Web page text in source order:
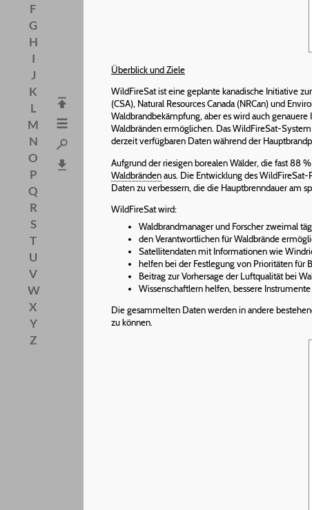
F
G
H
I
J
K
L
M
N
O
P
Q
R
S
T
U
V
W
X
Y
Z
Überblick und Ziele
WildFireSat ist eine geplante kanadische Initiative
(CSA), Natural Resources Canada (NRCan) und
Waldbrandbekämpfung, aber es wird auch
Waldbränden ermöglichen. Das WildFireSat-
derzeit verfügbaren Daten während der
Aufgrund der riesigen borealen Wälder, die fast 88
Waldbrändenaus. Die Entwicklung des
Daten zu verbessern, die die Hauptbrenndauer am
WildFireSat wird:
Waldbrandmanager und Forscher zweimal
den Verantwortlichen für Waldbrände
Satellitendaten mit Informationen wie
helfen bei der Festlegung von Prioritäten für
Beitrag zur Vorhersage der Luftqualität bei
Wissenschaftlern helfen, bessere
Die gesammelten Daten werden in andere
zu können.